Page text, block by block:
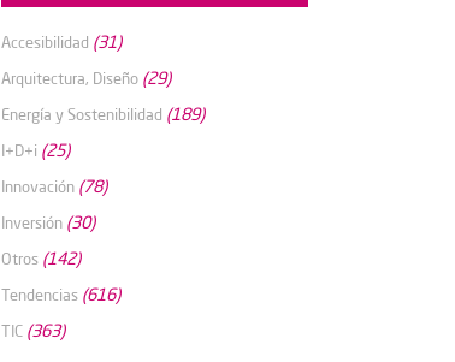
Accesibilidad (31)
Arquitectura, Diseño (29)
Energía y Sostenibilidad (189)
I+D+i (25)
Innovación (78)
Inversión (30)
Otros (142)
Tendencias (616)
TIC (363)